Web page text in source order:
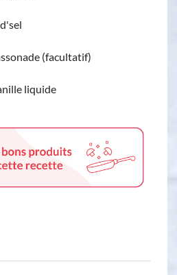
d'sel
(facultatif)
liquide